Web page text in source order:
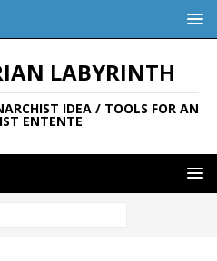
LABYRINTH
IDEA / TOOLS FOR AN
ENTENTE